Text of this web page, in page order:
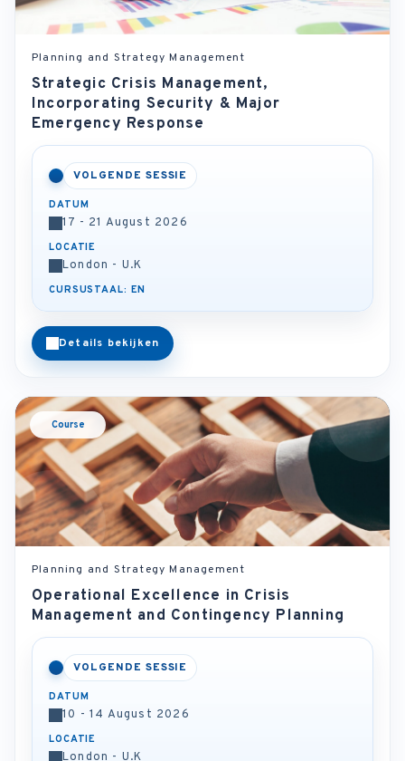
Planning and Strategy Management
Strategic Crisis Management,
Incorporating Security & Major
Emergency Response
VOLGENDE SESSIE
DATUM
17 - 21 August 2026
LOCATIE
London - U.K
CURSUSTAAL: EN
Details bekijken
Course
Planning and Strategy Management
Operational Excellence in Crisis
Management and Contingency Planning
VOLGENDE SESSIE
DATUM
10 - 14 August 2026
LOCATIE
London - U.K